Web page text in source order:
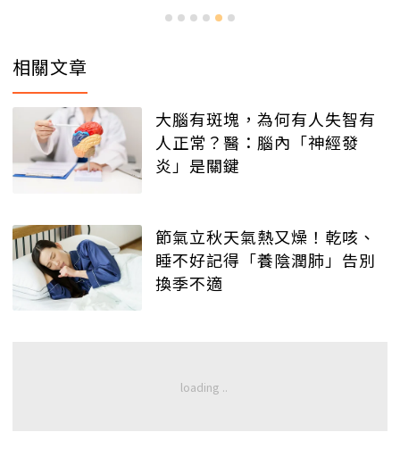
相關文章
大腦有斑塊，為何有人失智有
人正常？醫：腦內「神經發
炎」是關鍵
節氣立秋天氣熱又燥！乾咳、
睡不好記得「養陰潤肺」告別
換季不適